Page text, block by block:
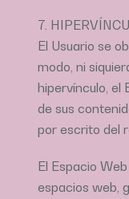
7.
El Usuario se
modo, ni
hipervínculo, el
de sus
por escrito del
El Espacio
espacios web,